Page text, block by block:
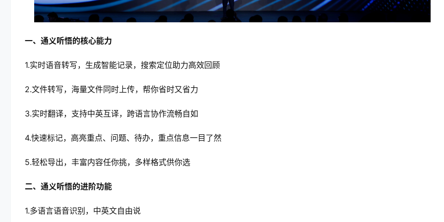
一、通义听悟的核心能力
1.实时语音转写，生成智能记录，搜索定位助力高效回顾
2.文件转写，海量文件同时上传，帮你省时又省力
3.实时翻译，支持中英互译，跨语言协作流畅自如
4.快速标记，高亮重点、问题、待办，重点信息一目了然
5.轻松导出，丰富内容任你挑，多样格式供你选
二、通义听悟的进阶功能
1.多语言语音识别，中英文自由说